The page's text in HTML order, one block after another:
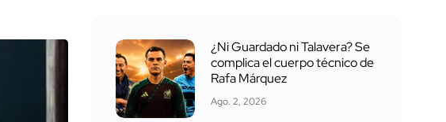
¿Ni Guardado ni Talavera? Se
complica el cuerpo técnico de
Rafa Márquez
Ago. 2, 2026